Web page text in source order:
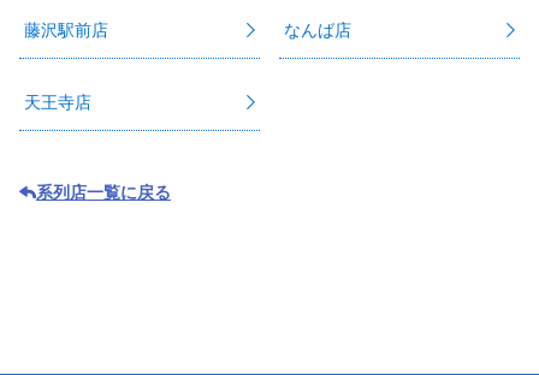
藤沢駅前店 なんば店
天王寺店
系列店一覧に戻る